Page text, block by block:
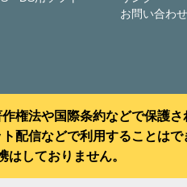
お問い合わせ
権法や国際条約などで保護さ
配信などで利用することはで
しておりません。